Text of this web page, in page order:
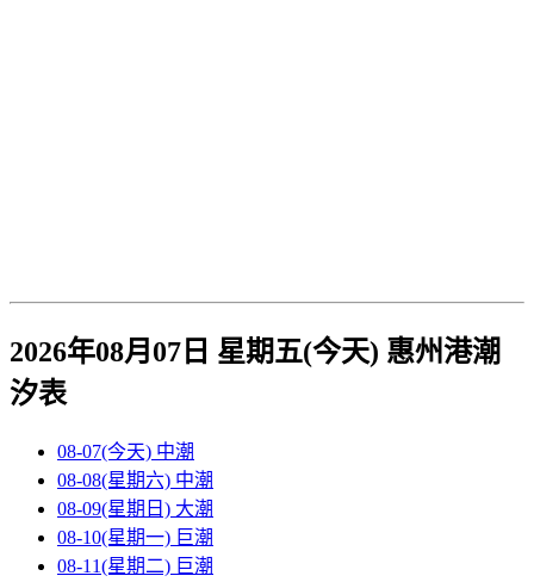
2026年08月07日 星期五(今天) 惠州港潮
汐表
08-07(今天) 中潮
08-08(星期六) 中潮
08-09(星期日) 大潮
08-10(星期一) 巨潮
08-11(星期二) 巨潮